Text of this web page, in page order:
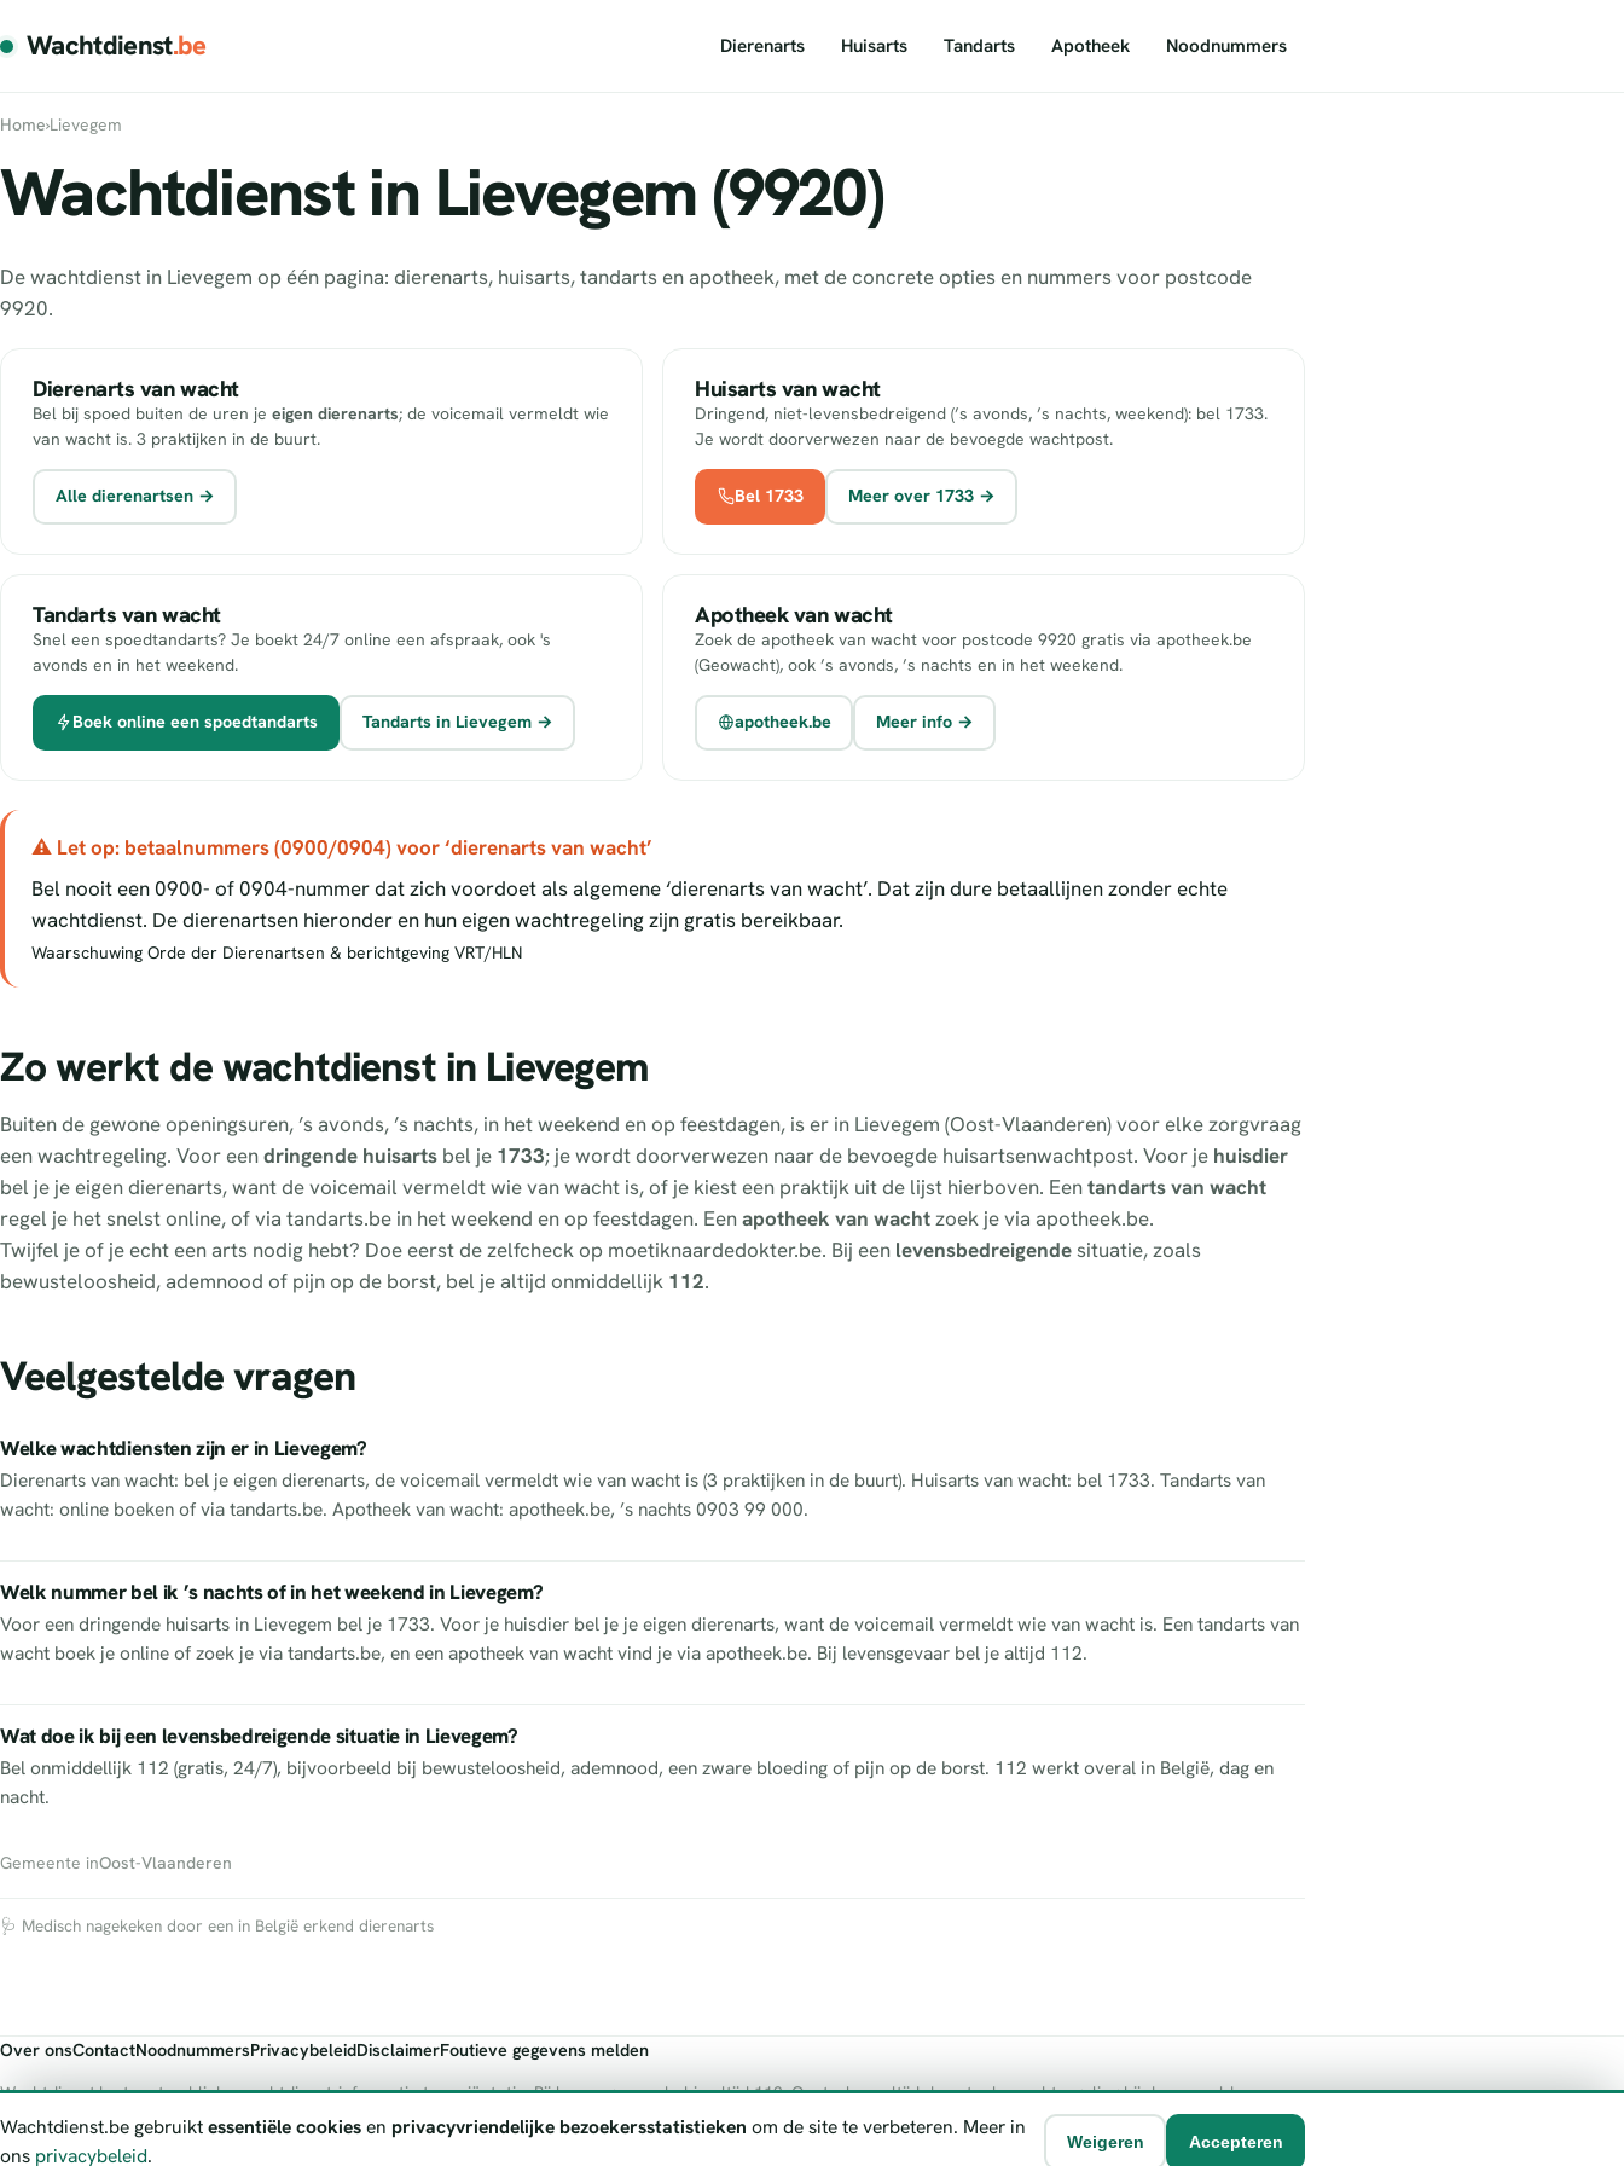
Wachtdienst.be Dierenarts Huisarts Tandarts Apotheek Noodnummers
Home›Lievegem
Wachtdienst in Lievegem (9920)
De wachtdienst in Lievegem op één pagina: dierenarts, huisarts, tandarts en apotheek, met de concrete opties en nummers voor postcode
9920.
Dierenarts van wacht
Bel bij spoed buiten de uren je eigen dierenarts; de voicemail vermeldt wie
van wacht is. 3 praktijken in de buurt.
Alle dierenartsen →
Huisarts van wacht
Dringend, niet-levensbedreigend (’s avonds, ’s nachts, weekend): bel 1733.
Je wordt doorverwezen naar de bevoegde wachtpost.
Bel 1733 Meer over 1733 →
Tandarts van wacht
Snel een spoedtandarts? Je boekt 24/7 online een afspraak, ook 's
avonds en in het weekend.
Boek online een spoedtandarts Tandarts in Lievegem →
Apotheek van wacht
Zoek de apotheek van wacht voor postcode 9920 gratis via apotheek.be
(Geowacht), ook ’s avonds, ’s nachts en in het weekend.
apotheek.be Meer info →
⚠ Let op: betaalnummers (0900/0904) voor ‘dierenarts van wacht’
Bel nooit een 0900- of 0904-nummer dat zich voordoet als algemene ‘dierenarts van wacht’. Dat zijn dure betaallijnen zonder echte
wachtdienst. De dierenartsen hieronder en hun eigen wachtregeling zijn gratis bereikbaar.
Waarschuwing Orde der Dierenartsen & berichtgeving VRT/HLN
Zo werkt de wachtdienst in Lievegem
Buiten de gewone openingsuren, ’s avonds, ’s nachts, in het weekend en op feestdagen, is er in Lievegem (Oost-Vlaanderen) voor elke zorgvraag
een wachtregeling. Voor eendringende huisarts bel je 1733; je wordt doorverwezen naar de bevoegde huisartsenwachtpost. Voor je huisdier
bel je je eigen dierenarts, want de voicemail vermeldt wie van wacht is, of je kiest een praktijk uit de lijst hierboven. Eentandarts van wacht
regel je het snelst online, of via tandarts.be in het weekend en op feestdagen. Eenapotheek van wachtzoek je via apotheek.be.
Twijfel je of je echt een arts nodig hebt? Doe eerst de zelfcheck op moetiknaardedokter.be. Bij een levensbedreigendesituatie, zoals
bewusteloosheid, ademnood of pijn op de borst, bel je altijd onmiddellijk 112.
Veelgestelde vragen
Welke wachtdiensten zijn er in Lievegem?
Dierenarts van wacht: bel je eigen dierenarts, de voicemail vermeldt wie van wacht is (3 praktijken in de buurt). Huisarts van wacht: bel 1733. Tandarts van
wacht: online boeken of via tandarts.be. Apotheek van wacht: apotheek.be, ’s nachts 0903 99 000.
Welk nummer bel ik ’s nachts of in het weekend in Lievegem?
Voor een dringende huisarts in Lievegem bel je 1733. Voor je huisdier bel je je eigen dierenarts, want de voicemail vermeldt wie van wacht is. Een tandarts van
wacht boek je online of zoek je via tandarts.be, en een apotheek van wacht vind je via apotheek.be. Bij levensgevaar bel je altijd 112.
Wat doe ik bij een levensbedreigende situatie in Lievegem?
Bel onmiddellijk 112 (gratis, 24/7), bijvoorbeeld bij bewusteloosheid, ademnood, een zware bloeding of pijn op de borst. 112 werkt overal in België, dag en
nacht.
Gemeente inOost-Vlaanderen
🩺 Medisch nagekeken door een in België erkend dierenarts
Over onsContactNoodnummersPrivacybeleidDisclaimerFoutieve gegevens melden
Wachtdienst.be toont publieke wachtdienst-informatie ter oriëntatie. Bij levensgevaar bel je altijd 112. Controleer altijd de actuele wachtregeling bij de vermelde
officiële bron.
© 2026 Wachtdienst.be
Wachtdienst.be gebruiktessentiële cookiesen privacyvriendelijke bezoekersstatistieken om de site te verbeteren. Meer in
ons privacybeleid.
Weigeren Accepteren